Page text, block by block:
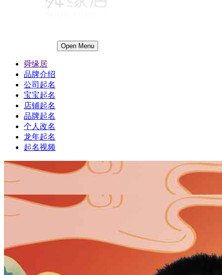
Open Menu
舜缘居
品牌介绍
公司起名
宝宝起名
店铺起名
品牌起名
个人改名
龙年起名
起名视频
男